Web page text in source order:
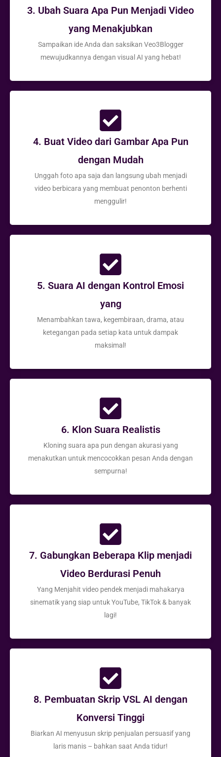
3. Ubah Suara Apa Pun Menjadi Video
yang Menakjubkan
Sampaikan ide Anda dan saksikan Veo3Blogger
mewujudkannya dengan visual AI yang hebat!
4. Buat Video dari Gambar Apa Pun
dengan Mudah
Unggah foto apa saja dan langsung ubah menjadi
video berbicara yang membuat penonton berhenti
menggulir!
5. Suara AI dengan Kontrol Emosi
yang
Menambahkan tawa, kegembiraan, drama, atau
ketegangan pada setiap kata untuk dampak
maksimal!
6. Klon Suara Realistis
Kloning suara apa pun dengan akurasi yang
menakutkan untuk mencocokkan pesan Anda dengan
sempurna!
7. Gabungkan Beberapa Klip menjadi
Video Berdurasi Penuh
Yang Menjahit video pendek menjadi mahakarya
sinematik yang siap untuk YouTube, TikTok & banyak
lagi!
8. Pembuatan Skrip VSL AI dengan
Konversi Tinggi
Biarkan AI menyusun skrip penjualan persuasif yang
laris manis – bahkan saat Anda tidur!